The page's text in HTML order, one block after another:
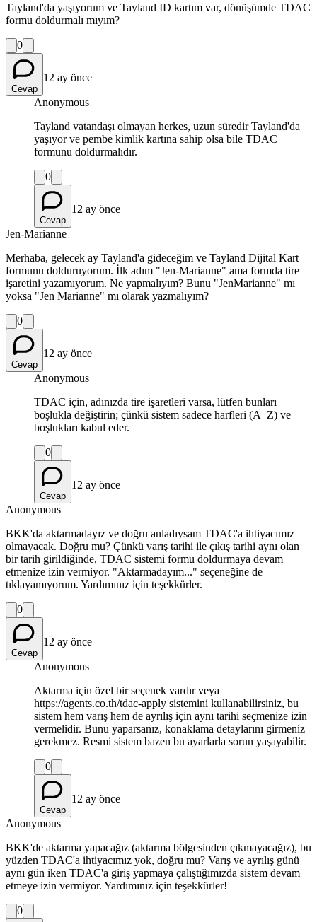
Tayland'da yaşıyorum ve Tayland ID kartım var, dönüşümde TDAC
formu doldurmalı mıyım?
0
Cevap
12 ay önce
Anonymous
Tayland vatandaşı olmayan herkes, uzun süredir Tayland'da
yaşıyor ve pembe kimlik kartına sahip olsa bile TDAC
formunu doldurmalıdır.
0
Cevap
12 ay önce
Jen-Marianne
Merhaba, gelecek ay Tayland'a gideceğim ve Tayland Dijital Kart
formunu dolduruyorum. İlk adım "Jen-Marianne" ama formda tire
işaretini yazamıyorum. Ne yapmalıyım? Bunu "JenMarianne" mı
yoksa "Jen Marianne" mı olarak yazmalıyım?
0
Cevap
12 ay önce
Anonymous
TDAC için, adınızda tire işaretleri varsa, lütfen bunları
boşlukla değiştirin; çünkü sistem sadece harfleri (A–Z) ve
boşlukları kabul eder.
0
Cevap
12 ay önce
Anonymous
BKK'da aktarmadayız ve doğru anladıysam TDAC'a ihtiyacımız
olmayacak. Doğru mu? Çünkü varış tarihi ile çıkış tarihi aynı olan
bir tarih girildiğinde, TDAC sistemi formu doldurmaya devam
etmenize izin vermiyor. "Aktarmadayım..." seçeneğine de
tıklayamıyorum. Yardımınız için teşekkürler.
0
Cevap
12 ay önce
Anonymous
Aktarma için özel bir seçenek vardır veya
https://agents.co.th/tdac-apply sistemini kullanabilirsiniz, bu
sistem hem varış hem de ayrılış için aynı tarihi seçmenize izin
vermelidir. Bunu yaparsanız, konaklama detaylarını girmeniz
gerekmez. Resmi sistem bazen bu ayarlarla sorun yaşayabilir.
0
Cevap
12 ay önce
Anonymous
BKK'de aktarma yapacağız (aktarma bölgesinden çıkmayacağız), bu
yüzden TDAC'a ihtiyacımız yok, doğru mu? Varış ve ayrılış günü
aynı gün iken TDAC'a giriş yapmaya çalıştığımızda sistem devam
etmeye izin vermiyor. Yardımınız için teşekkürler!
0